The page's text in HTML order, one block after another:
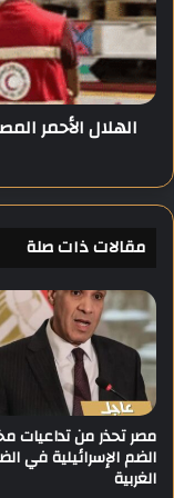
ل
ت
ن
ظ
ي
د
ي
ر
ي
ف
د
ش
ق
ا
ل
ا
ل
أ
ر
ي
ي
ط
ق
ق
ا
ف
مقالات ذات صلة
مصر تحذر من تداعيات
الضم الإسرائيلية في
الغربية